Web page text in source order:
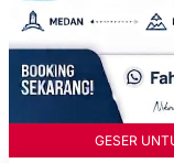
GESER